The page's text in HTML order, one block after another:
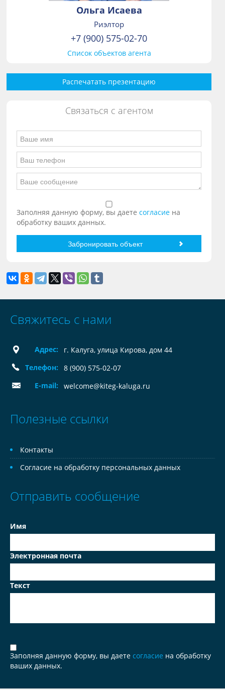
Ольга Исаева
Риэлтор
+7 (900) 575-02-70
Список объектов агента
Распечатать презентацию
Связаться с агентом
Заполняя данную форму, вы даетесогласие на
обработку ваших данных.
Свяжитесь с нами
Адрес:
г. Калуга, улица Кирова, дом 44
Телефон:
8 (900) 575-02-07
E-mail:
welcome@kiteg-kaluga.ru
Полезные ссылки
Контакты
Согласие на обработку персональных данных
Отправить сообщение
Имя
Электронная почта
Текст
Заполняя данную форму, вы даете согласие на обработку
ваших данных.